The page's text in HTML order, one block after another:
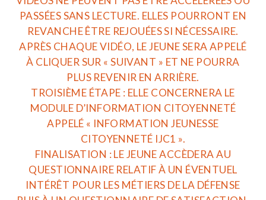
PASSÉES SANS LECTURE. ELLES POURRONT EN
REVANCHE ÊTRE REJOUÉES SI NÉCESSAIRE.
APRÈS CHAQUE VIDÉO, LE JEUNE SERA APPELÉ
À CLIQUER SUR « SUIVANT » ET NE POURRA
PLUS REVENIR EN ARRIÈRE.
TROISIÈME ÉTAPE : ELLE CONCERNERA LE
MODULE D’INFORMATION CITOYENNETÉ
APPELÉ « INFORMATION JEUNESSE
CITOYENNETÉ IJC1 ».
FINALISATION : LE JEUNE ACCÈDERA AU
QUESTIONNAIRE RELATIF À UN ÉVENTUEL
INTÉRÊT POUR LES MÉTIERS DE LA DÉFENSE